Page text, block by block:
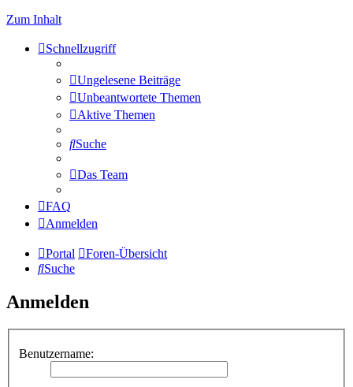
Zum Inhalt
Schnellzugriff
Ungelesene Beiträge
Unbeantwortete Themen
Aktive Themen
Suche
Das Team
FAQ
Anmelden
Portal
Foren-Übersicht
Suche
Anmelden
Benutzername: